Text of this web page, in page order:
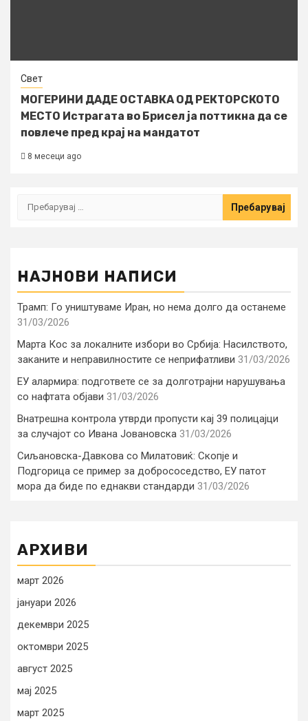
Свет
МОГЕРИНИ ДАДЕ ОСТАВКА ОД РЕКТОРСКОТО
МЕСТО Истрагата во Брисел ја поттикна да се
повлече пред крај на мандатот
8 месеци ago
Пребарувај
НАЈНОВИ НАПИСИ
Трамп: Го уништуваме Иран, но нема долго да останеме
31/03/2026
Марта Кос за локалните избори во Србија: Насилството,
заканите и неправилностите се неприфатливи 31/03/2026
ЕУ алармира: подгответе се за долготрајни нарушувања
со нафтата објави 31/03/2026
Внатрешна контрола утврди пропусти кај 39 полицајци
за случајот со Ивана Јовановска 31/03/2026
Сиљановска-Давкова со Милатовиќ: Скопје и
Подгорица се пример за добрососедство, ЕУ патот
мора да биде по еднакви стандарди 31/03/2026
АРХИВИ
март 2026
јануари 2026
декември 2025
октомври 2025
август 2025
мај 2025
март 2025